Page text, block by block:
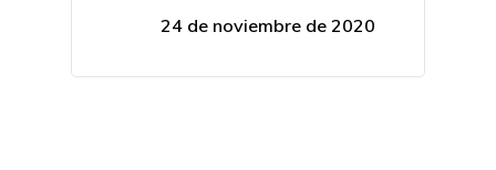
24 de noviembre de 2020